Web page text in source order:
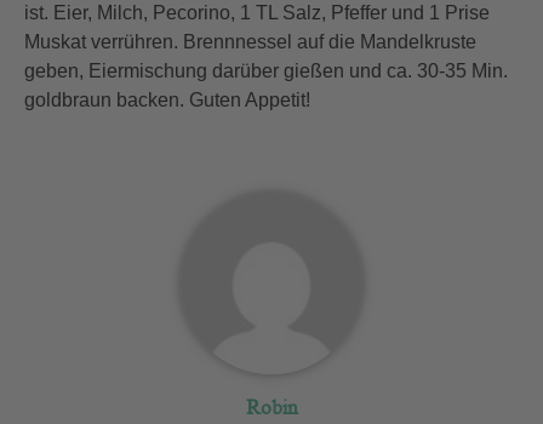
ist. Eier, Milch, Pecorino, 1 TL Salz, Pfeffer und 1 Prise
Muskat verrühren. Brennnessel auf die Mandelkruste
geben, Eiermischung darüber gießen und ca. 30-35 Min.
goldbraun backen. Guten Appetit!
Robin